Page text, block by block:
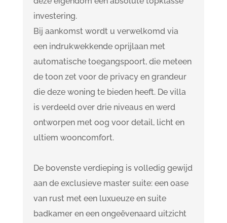
investering.
Bij aankomst wordt u verwelkomd via
een indrukwekkende oprijlaan met
automatische toegangspoort, die meteen
de toon zet voor de privacy en grandeur
die deze woning te bieden heeft. De villa
is verdeeld over drie niveaus en werd
ontworpen met oog voor detail, licht en
ultiem wooncomfort.
De bovenste verdieping is volledig gewijd
aan de exclusieve master suite: een oase
van rust met een luxueuze en suite
badkamer en een ongeëvenaard uitzicht